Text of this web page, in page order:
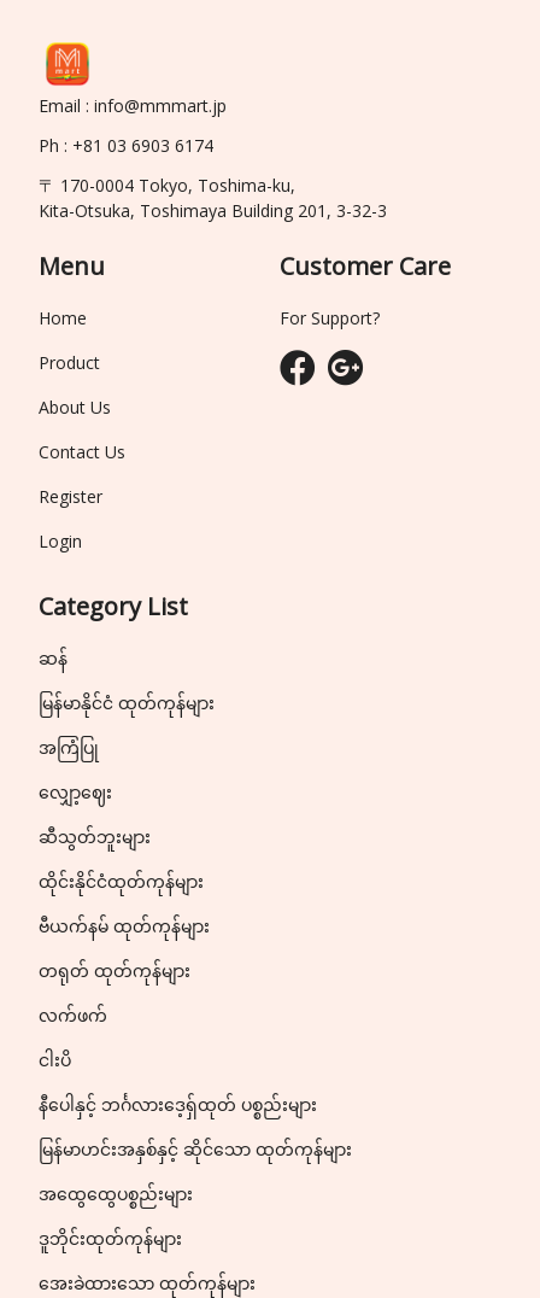
Email : info@mmmart.jp
Ph : +81 03 6903 6174
〒 170-0004 Tokyo, Toshima-ku,
Kita-Otsuka, Toshimaya Building 201, 3-32-3
Menu
Home
Product
About Us
Contact Us
Register
Login
Category List
ဆန်
မြန်မာနိုင်ငံ ထုတ်ကုန်များ
အကြံပြု
လျှော့ဈေး
ဆီသွတ်ဘူးများ
ထိုင်းနိုင်ငံထုတ်ကုန်များ
ဗီယက်နမ် ထုတ်ကုန်များ
တရုတ် ထုတ်ကုန်များ
လက်ဖက်
ငါးပိ
နီပေါနှင့် ဘင်္ဂလားဒေ့ရှ်ထုတ် ပစ္စည်းများ
မြန်မာဟင်းအနှစ်နှင့် ဆိုင်သော ထုတ်ကုန်များ
အထွေထွေပစ္စည်းများ
ဒူဘိုင်းထုတ်ကုန်များ
အေးခဲထားသော ထုတ်ကုန်များ
Customer Care
For Support?